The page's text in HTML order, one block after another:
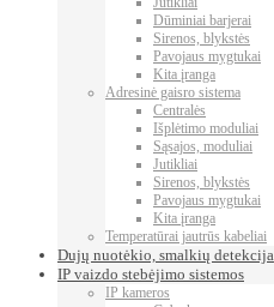
Dūminiai barjerai
Sirenos, blykstės
Pavojaus mygtukai
Kita įranga
Adresinė gaisro sistema
Centralės
Išplėtimo moduliai
Sąsajos, moduliai
Jutikliai
Sirenos, blykstės
Pavojaus mygtukai
Kita įranga
Temperatūrai jautrūs kabeliai
Dujų nuotėkio, smalkių detekcija
IP vaizdo stebėjimo sistemos
IP kameros